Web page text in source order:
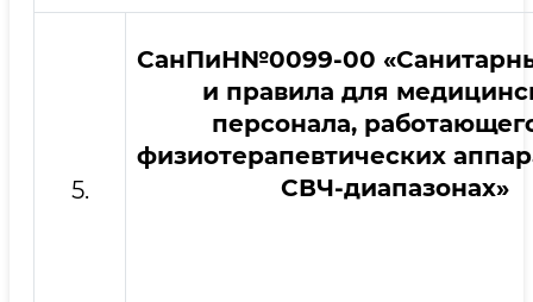
5.
СанПиН№0099-00
и правила для
персонала,
физиотерапевтических
СВЧ-диапазонах»